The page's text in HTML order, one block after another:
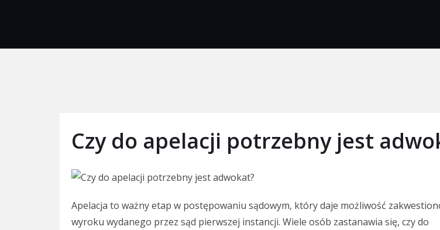
Czy do apelacji potrzebny jest
Apelacja to ważny etap w postępowaniu sądowym, który daje możliwość
wyroku wydanego przez sąd pierwszej instancji. Wiele osób zastanawia się, czy do